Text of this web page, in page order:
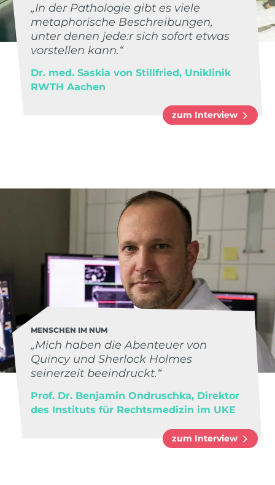
„In der Pathologie gibt es viele
metaphorische Beschreibungen,
unter denen jede:r sich sofort etwas
vorstellen kann.“
Dr. med. Saskia von Stillfried, Uniklinik
RWTH Aachen
zum Interview
MENSCHEN IM NUM
„Mich haben die Abenteuer von
Quincy und Sherlock Holmes
seinerzeit beeindruckt.“
Prof. Dr. Benjamin Ondruschka, Direktor
des Instituts für Rechtsmedizin im UKE
zum Interview